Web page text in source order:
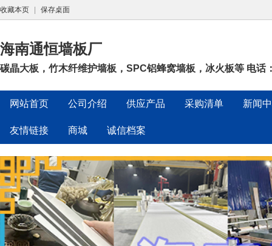
收藏本页 保存桌面
海南通恒墙板厂
碳晶大板，竹木纤维护墙板，SPC铝蜂窝墙板，冰火板等 电话
网站首页 公司介绍 供应产品 采购清单 新闻
友情链接 商城 诚信档案